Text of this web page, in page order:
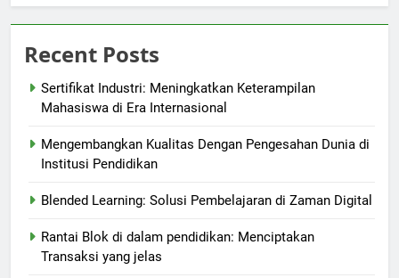
Recent Posts
Sertifikat Industri: Meningkatkan Keterampilan
Mahasiswa di Era Internasional
Mengembangkan Kualitas Dengan Pengesahan Dunia di
Institusi Pendidikan
Blended Learning: Solusi Pembelajaran di Zaman Digital
Rantai Blok di dalam pendidikan: Menciptakan
Transaksi yang jelas